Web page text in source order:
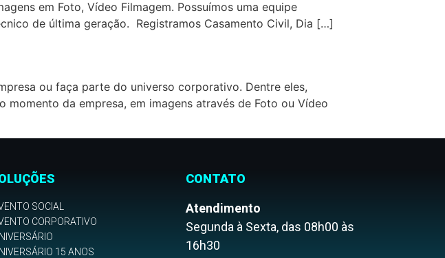
em Foto, Vídeo Filmagem. Possuímos uma equipe
de última geração. Registramos Casamento Civil, Dia […]
ou faça parte do universo corporativo. Dentre eles,
da empresa, em imagens através de Foto ou Vídeo
SOCIAL
CORPORATIVO
15 ANOS
CONTATO
Atendimento
Segunda à Sexta, das 08h00 às
16h30